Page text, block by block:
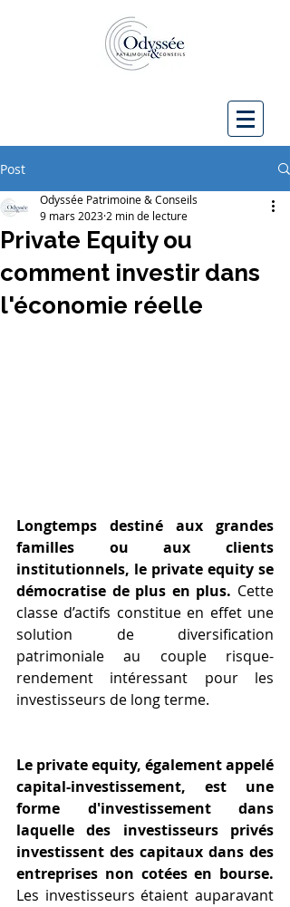
Post
Private Equity ou
comment investir dans
l'économie réelle
Odyssée Patrimoine & Conseils
9 mars 2023 2 min de lecture
Longtemps destiné aux grandes
familles ou aux clients
institutionnels, le private equity se
démocratise de plus en plus. Cette
classe d’actifs constitue en effet une
solution de diversification
patrimoniale au couple risque-
rendement intéressant pour les
investisseurs de long terme.
Le private equity, également appelé
capital-investissement, est une
forme d'investissement dans
laquelle des investisseurs privés
investissent des capitaux dans des
Les investisseurs étaient auparavant